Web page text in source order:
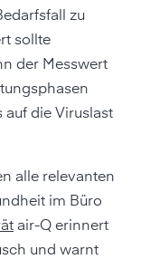
zu
sollte
der Messwert
auf die Viruslast
alle relevanten
im Büro
air-Q erinnert
und warnt